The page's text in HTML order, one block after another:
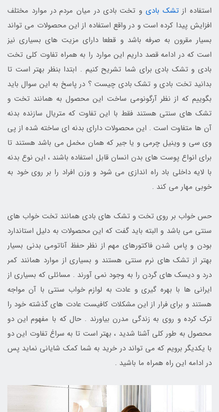
استفاده ازتشک بادی و تخت بادی در میان مردم در موارد مختلف
افزایش پیدا کرده است و در واقع استفاده از این محصولات می تواند
بسیار مقرون به صرفه باشد و قطعا دارای مزیت های بسیاری نیز
است که در ادامه قصد داریم این موارد را به همراه تفاوت کلی تخت
بادی و تشک بادی برای شما تشریح کنیم . ابتدا بنظر بهتر است تا
بدانید تخت بادی و تشک بادی چیست ؟ در پاسخ به این سوال باید
بگوییم که از نظر آرگونومی ساخت این محصول به همانند تخت و
تشک های سنتی هستند فقط با این تفاوت که متریال سازنده بدنه
آن ها متفاوت است . این محصولات دارای بدنه ای ساخته شده از پی
وی سی و وینیل چرمی و یا جیر که همان مخمل می باشد هستند تا
برای انواع پوست های بدن انسان قابل استفاده باشند ، این نوع بدنه
با لایه داخلی باد راه اندازی می شود و وزن افراد را بر روی خود به
خوبی مهار می کند .
حس خواب بر روی تخت و تشک های بادی همانند تخت خواب های
سنتی می باشد و البته باید گفت که این محصولات به دلیل استاندارد
بودن و پاس شدن فاکتورهای مهم از نظر حفظ آناتومی بدنی بسیار
بهتر از تشک های نرم سنتی هستند و بسیاری از موارد همانند کمر
درد و دیسک های گردن را به وجود نمی آورند . مسائلی که بسیاری از
ایرانی ها با بهره گیری و عادت به لوازم خواب سنتی با آن مواجه
هستند و برای فرار از این مشکلات کافیست عادت های گذشته خود را
ترک کرده و روی به زندگی مدرن بیاورند . حال که با مفهوم این دو
محصول به طور کلی آشنا شدید ، بهتر است تا به سراغ تفاوت این دو
با یکدیگر برویم که می تواند در خرید به شما کمک شایانی نماید پس
در ادامه این راه همراه ما باشید .